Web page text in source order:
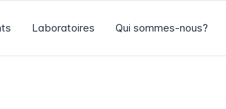
Laboratoires Qui sommes-nous?